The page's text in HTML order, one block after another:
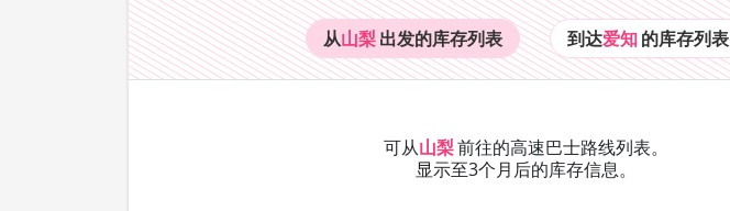
从山梨出发的库存列表 到达爱知的库存列表
可从山梨前往的高速巴士路线列表。
显示至3个月后的库存信息。